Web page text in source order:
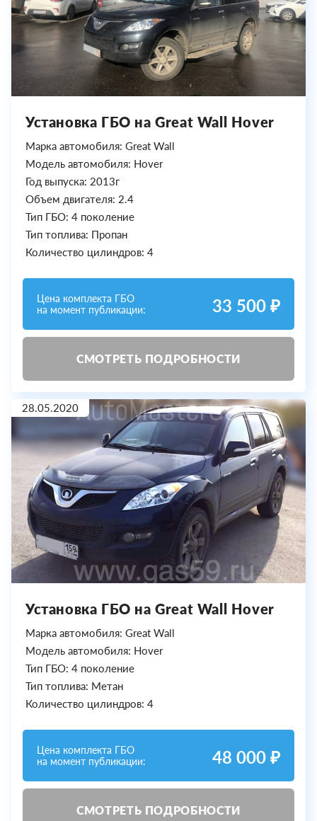
Установка ГБО на Great Wall Hover
Марка автомобиля: Great Wall
Модель автомобиля: Hover
Год выпуска: 2013г
Объем двигателя: 2.4
Тип ГБО: 4 поколение
Тип топлива: Пропан
Количество цилиндров: 4
Цена комплекта ГБО
на момент публикации:
33 500 ₽
СМОТРЕТЬ ПОДРОБНОСТИ
28.05.2020
Установка ГБО на Great Wall Hover
Марка автомобиля: Great Wall
Модель автомобиля: Hover
Тип ГБО: 4 поколение
Тип топлива: Метан
Количество цилиндров: 4
Цена комплекта ГБО
на момент публикации:
48 000 ₽
СМОТРЕТЬ ПОДРОБНОСТИ